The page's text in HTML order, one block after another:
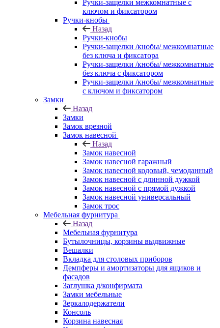
Ручки-защелки межкомнатные с
ключом и фиксатором
Ручки-кнобы
Назад
Ручки-кнобы
Ручки-защелки /кнобы/ межкомнатные
без ключа и фиксатора
Ручки-защелки /кнобы/ межкомнатные
без ключа с фиксатором
Ручки-защелки /кнобы/ межкомнатные
с ключом и фиксатором
Замки
Назад
Замки
Замок врезной
Замок навесной
Назад
Замок навесной
Замок навесной гаражный
Замок навесной кодовый, чемоданный
Замок навесной с длинной дужкой
Замок навесной с прямой дужкой
Замок навесной универсальный
Замок трос
Мебельная фурнитура
Назад
Мебельная фурнитура
Бутылочницы, корзины выдвижные
Вешалки
Вкладка для столовых приборов
Демпферы и амортизаторы для ящиков и
фасадов
Заглушка д/конфирмата
Замки мебельные
Зеркалодержатели
Консоль
Корзина навесная